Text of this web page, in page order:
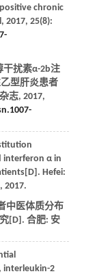
chronic
, 2017, 25(8):
干扰素α-2b注
乙型肝炎患者
志, 2017,
interferon α in
Hefei:
2017.
中医体质分布
[D]. 合肥: 安
interleukin-2